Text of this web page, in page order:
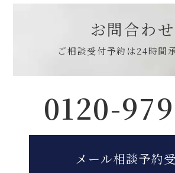
お問合わせ
ご相談受付予約は24時間
0120-
メール相談予約